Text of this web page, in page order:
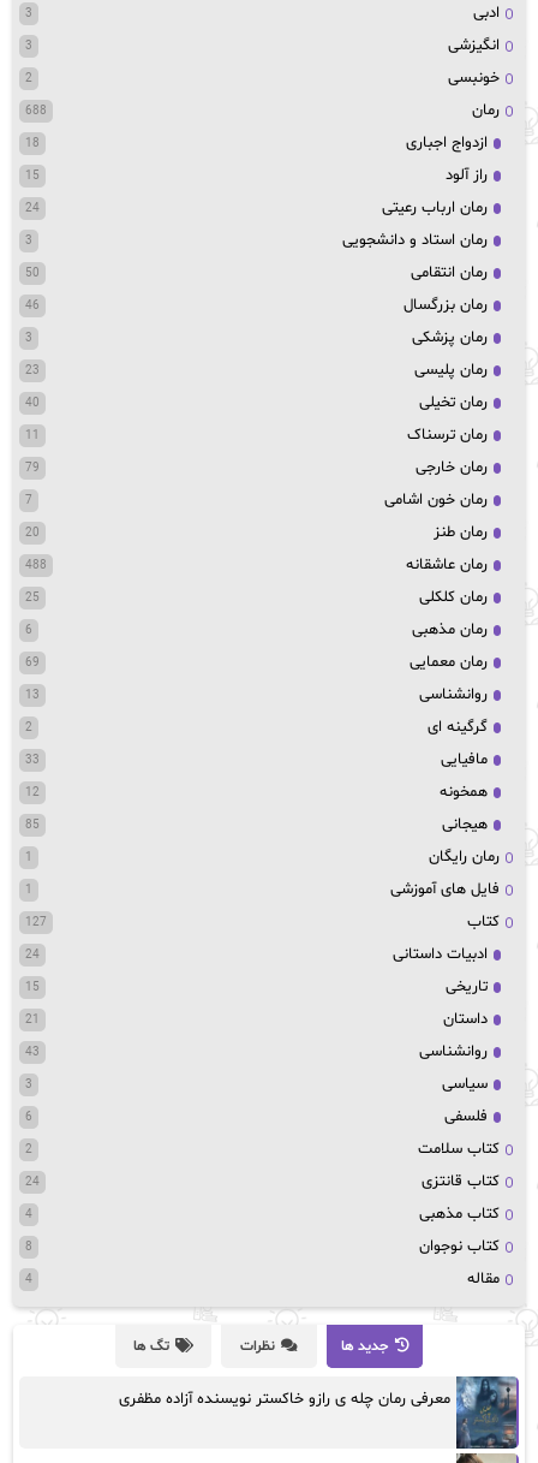
ادبی 3
انگیزشی 3
خونبسی 2
رمان 688
ازدواج اجباری 18
راز آلود 15
رمان ارباب رعیتی 24
رمان استاد و دانشجویی 3
رمان انتقامی 50
رمان بزرگسال 46
رمان پزشکی 3
رمان پلیسی 23
رمان تخیلی 40
رمان ترسناک 11
رمان خارجی 79
رمان خون اشامی 7
رمان طنز 20
رمان عاشقانه 488
رمان کلکلی 25
رمان مذهبی 6
رمان معمایی 69
روانشناسی 13
گرگینه ای 2
مافیایی 33
همخونه 12
هیجانی 85
رمان رایگان 1
فایل های آموزشی 1
کتاب 127
ادبیات داستانی 24
تاریخی 15
داستان 21
روانشناسی 43
سیاسی 3
فلسفی 6
کتاب سلامت 2
کتاب قانتزی 24
کتاب مذهبی 4
کتاب نوجوان 8
مقاله 4
جدید ها نظرات تگ ها
معرفی رمان چله ی رازو خاکستر نویسنده آزاده مظفری